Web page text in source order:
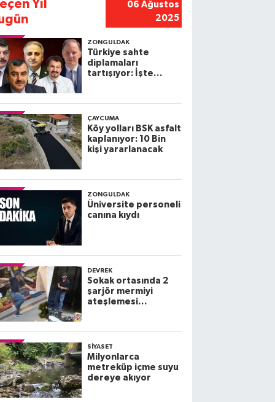
Yıl
06 Ağustos
2025
ZONGULDAK
Türkiye sahte
diplamaları
tartışıyor: İşte
diplomaları
ÇAYCUMA
Köy yolları BSK asfalt
kaplanıyor: 10 Bin
kişi yararlanacak
ZONGULDAK
Üniversite personeli
canına kıydı
DEVREK
Sokak ortasında 2
şarjör mermiyi
ateşlemesi
SIYASET
Milyonlarca
metreküp içme suyu
dereye akıyor